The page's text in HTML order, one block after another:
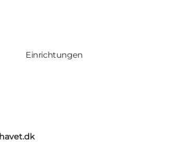
Einrichtungen